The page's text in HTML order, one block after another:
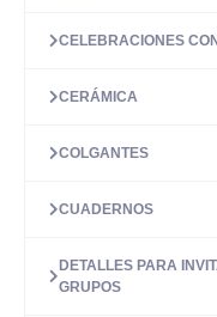
CELEBRACIONES
CERÁMICA
COLGANTES
CUADERNOS
DETALLES PARA
GRUPOS